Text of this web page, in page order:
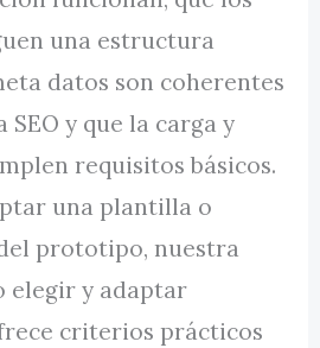
una estructura
datos son coherentes
y que la carga y
requisitos básicos.
una plantilla o
prototipo, nuestra
elegir y adaptar
criterios prácticos